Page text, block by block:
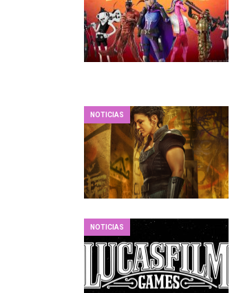
NOTICIAS
NOTICIAS